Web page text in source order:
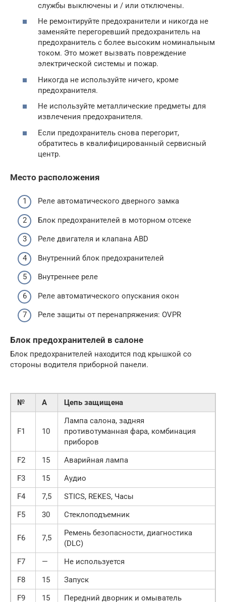
службы выключены и / или отключены.
Не ремонтируйте предохранители и никогда не
заменяйте перегоревший предохранитель на
предохранитель с более высоким номинальным
током. Это может вызвать повреждение
электрической системы и пожар.
Никогда не используйте ничего, кроме
предохранителя.
Не используйте металлические предметы для
извлечения предохранителя.
Если предохранитель снова перегорит,
обратитесь в квалифицированный сервисный
центр.
Место расположения
Реле автоматического дверного замка
Блок предохранителей в моторном отсеке
Реле двигателя и клапана ABD
Внутренний блок предохранителей
Внутреннее реле
Реле автоматического опускания окон
Реле защиты от перенапряжения: OVPR
Блок предохранителей в салоне
Блок предохранителей находится под крышкой со
стороны водителя приборной панели.
№ А Цепь защищена
F1 10
Лампа салона, задняя
противотуманная фара, комбинация
приборов
F2
15
Аварийная лампа
F3
15
Аудио
F4
7,5
STICS, REKES, Часы
F5
30 Стеклоподъемник
F6 7,5
Ремень безопасности, диагностика
(DLC)
F7
—
Не используется
F8
15
Запуск
F9
15 Передний дворник и омыватель